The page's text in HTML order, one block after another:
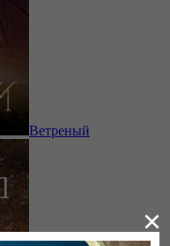
Ветреный
×